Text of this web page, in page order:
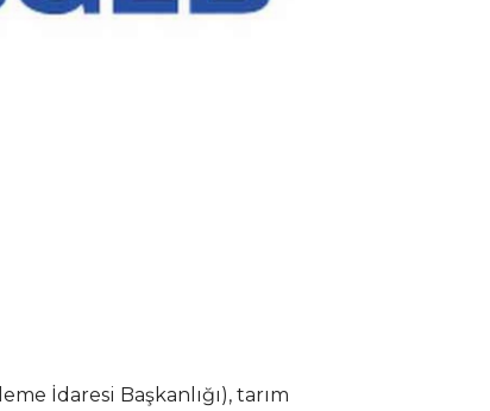
İdaresi Başkanlığı), tarım